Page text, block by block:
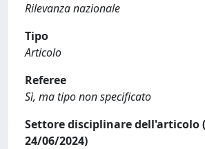
Rilevanza nazionale
Tipo
Articolo
Referee
Sì, ma tipo non specificato
Settore disciplinare dell'articolo
24/06/2024)